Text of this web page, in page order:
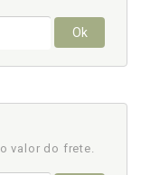
Ok
o valor do frete.